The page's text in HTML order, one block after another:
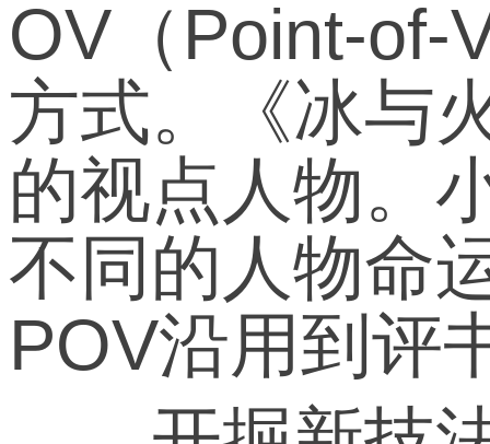
OV（Point-of-
方式。《冰与
的视点人物。
不同的人物命
POV沿用到评